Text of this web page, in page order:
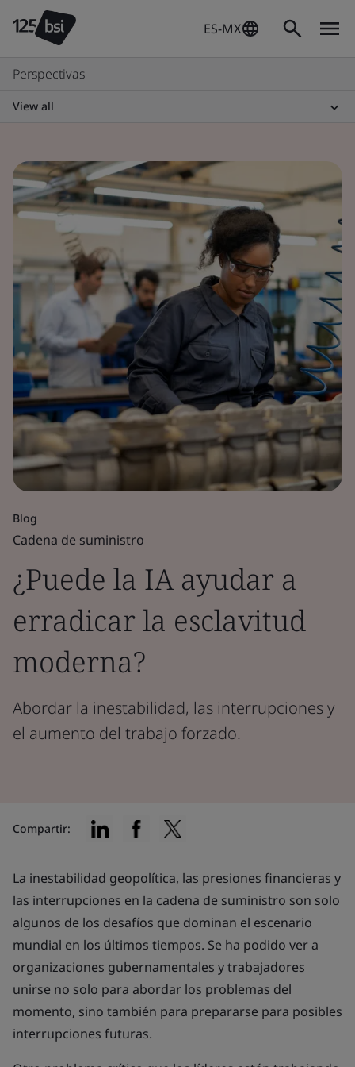
ES-MX
Perspectivas
View all
Blog
Cadena de suministro
¿Puede la IA ayudar a
erradicar la esclavitud
moderna?
Abordar la inestabilidad, las interrupciones y
el aumento del trabajo forzado.
La inestabilidad geopolítica, las presiones financieras y
las interrupciones en la cadena de suministro son solo
algunos de los desafíos que dominan el escenario
mundial en los últimos tiempos. Se ha podido ver a
organizaciones gubernamentales y trabajadores
unirse no solo para abordar los problemas del
momento, sino también para prepararse para posibles
interrupciones futuras.
Compartir: